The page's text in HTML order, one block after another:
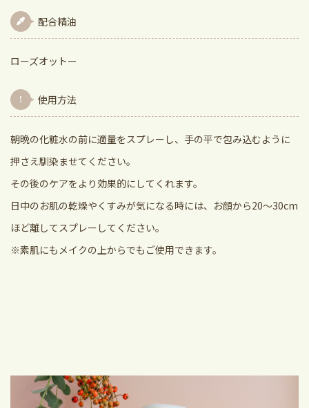
配合精油
ローズオットー
使用方法
朝晩の化粧水の前に適量をスプレーし、手の平で包み込むように
押さえ馴染ませてください。
その後のケアをより効果的にしてくれます。
日中のお肌の乾燥やくすみが気になる時には、お顔から20～30cm
ほど離してスプレーしてください。
※素肌にもメイクの上からでもご使用できます。